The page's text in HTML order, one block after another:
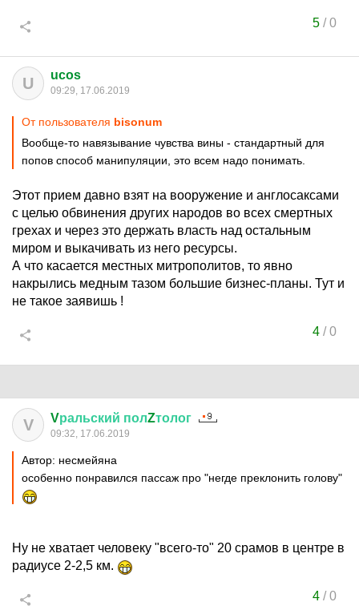
5/0
U ucos
09:29, 17.06.2019
От пользователя bisonum
Вообще-то навязывание чувства вины - стандартный для
попов способ манипуляции, это всем надо понимать.
Этот прием давно взят на вооружение и англосаксами
с целью обвинения других народов во всех смертных
грехах и через это держать власть над остальным
миром и выкачивать из него ресурсы.
А что касается местных митрополитов, то явно
накрылись медным тазом большие бизнес-планы. Тут и
не такое заявишь !
4/0
V Vральский полZтолог
09:32, 17.06.2019
Автор: несмейяна
особенно понравился пассаж про "негде преклонить голову"
Ну не хватает человеку "всего-то" 20 срамов в центре в
радиусе 2-2,5 км.
4/0